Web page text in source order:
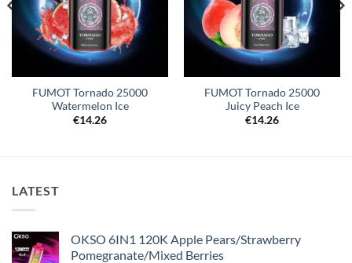
FUMOT Tornado 25000
Watermelon Ice
€14.26
FUMOT Tornado 25000
Juicy Peach Ice
€14.26
LATEST
OKSO 6IN1 120K Apple Pears/Strawberry
Pomegranate/Mixed Berries